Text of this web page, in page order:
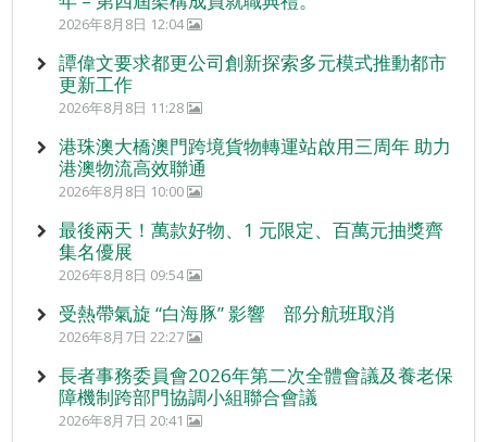
2026年8月8日 12:04
譚偉文要求都更公司創新探索多元模式推動都市
更新工作
2026年8月8日 11:28
港珠澳大橋澳門跨境貨物轉運站啟用三周年 助力
港澳物流高效聯通
2026年8月8日 10:00
最後兩天！萬款好物、1 元限定、百萬元抽獎齊
集名優展
2026年8月8日 09:54
受熱帶氣旋 “白海豚” 影響 部分航班取消
2026年8月7日 22:27
長者事務委員會2026年第二次全體會議及養老保
障機制跨部門協調小組聯合會議
2026年8月7日 20:41